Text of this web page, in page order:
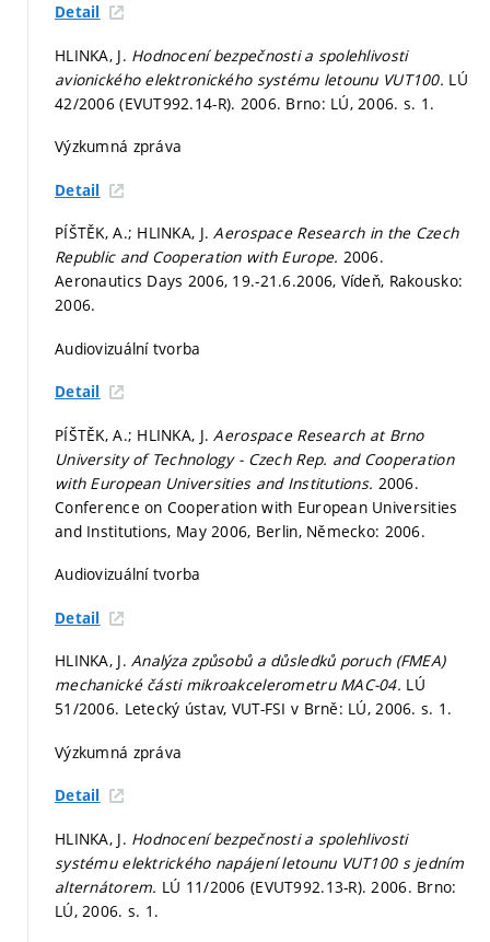
Detail
HLINKA, J. Hodnocení bezpečnosti a spolehlivosti
avionického elektronického systému letounu VUT100. LÚ
42/2006 (EVUT992.14-R). 2006. Brno: LÚ, 2006. s. 1.
Výzkumná zpráva
Detail
PÍŠTĚK, A.; HLINKA, J.Aerospace Research in the Czech
Republic and Cooperation with Europe. 2006.
Aeronautics Days 2006, 19.-21.6.2006, Vídeň, Rakousko:
2006.
Audiovizuální tvorba
Detail
PÍŠTĚK, A.; HLINKA, J.Aerospace Research at Brno
University of Technology - Czech Rep. and Cooperation
with European Universities and Institutions. 2006.
Conference on Cooperation with European Universities
and Institutions, May 2006, Berlin, Německo: 2006.
Audiovizuální tvorba
Detail
HLINKA, J.Analýza způsobů a důsledků poruch (FMEA)
mechanické části mikroakcelerometru MAC-04. LÚ
51/2006. Letecký ústav, VUT-FSI v Brně: LÚ, 2006. s. 1.
Výzkumná zpráva
Detail
HLINKA, J. Hodnocení bezpečnosti a spolehlivosti
systému elektrického napájení letounu VUT100 s jedním
alternátorem. LÚ 11/2006 (EVUT992.13-R). 2006. Brno:
LÚ, 2006. s. 1.